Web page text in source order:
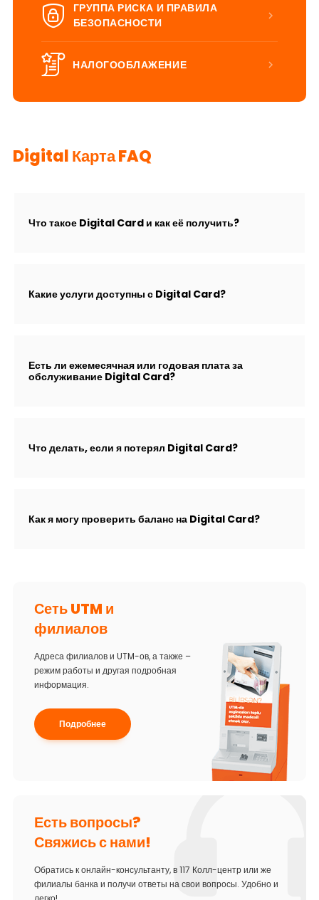
ГРУППА РИСКА И ПРАВИЛА
БЕЗОПАСНОСТИ
НАЛОГООБЛАЖЕНИЕ
Digital Карта FAQ
Что такое Digital Card и как её получить?
Какие услуги доступны с Digital Card?
Есть ли ежемесячная или годовая плата за
обслуживание Digital Card?
Что делать, если я потерял Digital Card?
Как я могу проверить баланс на Digital Card?
Сеть UTM и
филиалов
Адреса филиалов и UTM-ов, а также –
режим работы и другая подробная
информация.
Подробнее
Есть вопросы?
Свяжись с нами!
Обратись к онлайн-консультанту, в 117 Колл-центр или же
филиалы банка и получи ответы на свои вопросы. Удобно и